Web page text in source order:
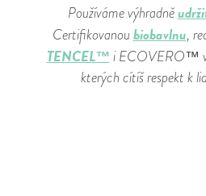
Používáme výhradně
Certifikovanou biobavlnu,
TENCEL™ i ECOVERO™
kterých cítíš respekt k